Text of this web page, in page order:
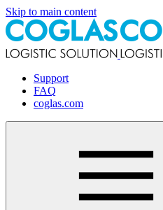
Skip to main content
Support
FAQ
coglas.com